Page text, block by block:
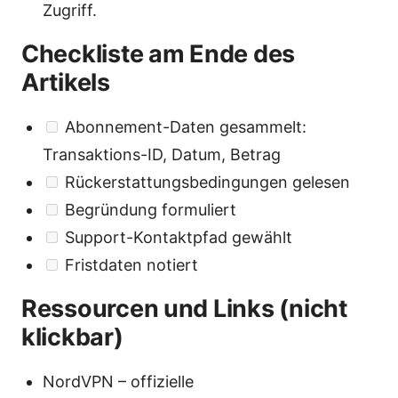
Zugriff.
Checkliste am Ende des
Artikels
Abonnement-Daten gesammelt:
Transaktions-ID, Datum, Betrag
Rückerstattungsbedingungen gelesen
Begründung formuliert
Support-Kontaktpfad gewählt
Fristdaten notiert
Ressourcen und Links (nicht
klickbar)
NordVPN – offizielle